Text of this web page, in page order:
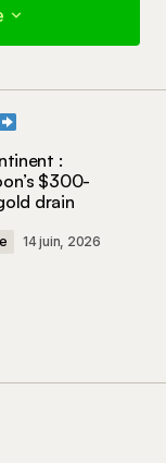
avec *
:
$300-
drain
14 juin, 2026